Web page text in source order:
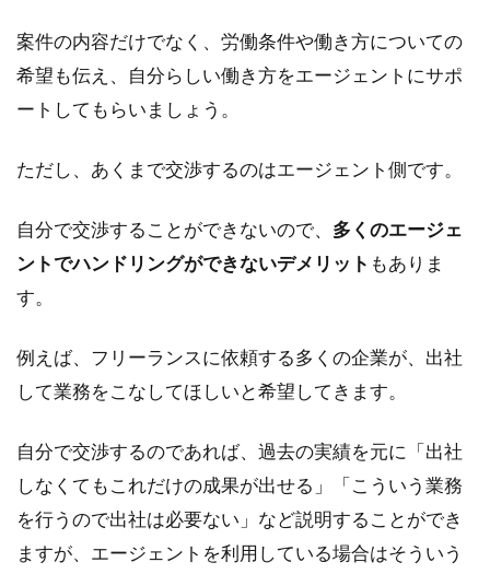
案件の内容だけでなく、労働条件や働き方についての
希望も伝え、自分らしい働き方をエージェントにサポ
ートしてもらいましょう。
ただし、あくまで交渉するのはエージェント側です。
自分で交渉することができないので、 多くのエージェ
ントでハンドリングができないデメリット もありま
す。
例えば、フリーランスに依頼する多くの企業が、出社
して業務をこなしてほしいと希望してきます。
自分で交渉するのであれば、過去の実績を元に「出社
しなくてもこれだけの成果が出せる」「こういう業務
を行うので出社は必要ない」など説明することができ
ますが、エージェントを利用している場合はそういう